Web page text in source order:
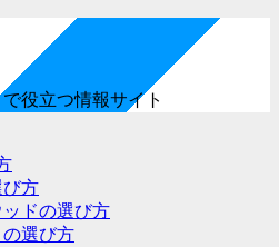
役立つ情報サイト
び方
ドの選び方
選び方